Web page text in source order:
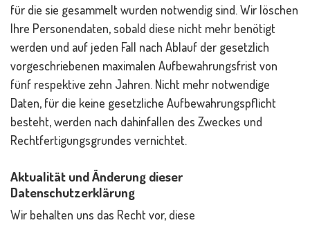
für die sie gesammelt wurden notwendig sind. Wir löschen
Ihre Personendaten, sobald diese nicht mehr benötigt
werden und auf jeden Fall nach Ablauf der gesetzlich
vorgeschriebenen maximalen Aufbewahrungsfrist von
fünf respektive zehn Jahren. Nicht mehr notwendige
Daten, für die keine gesetzliche Aufbewahrungspflicht
besteht, werden nach dahinfallen des Zweckes und
Rechtfertigungsgrundes vernichtet.
Aktualität und Änderung dieser
Datenschutzerklärung
Wir behalten uns das Recht vor, diese